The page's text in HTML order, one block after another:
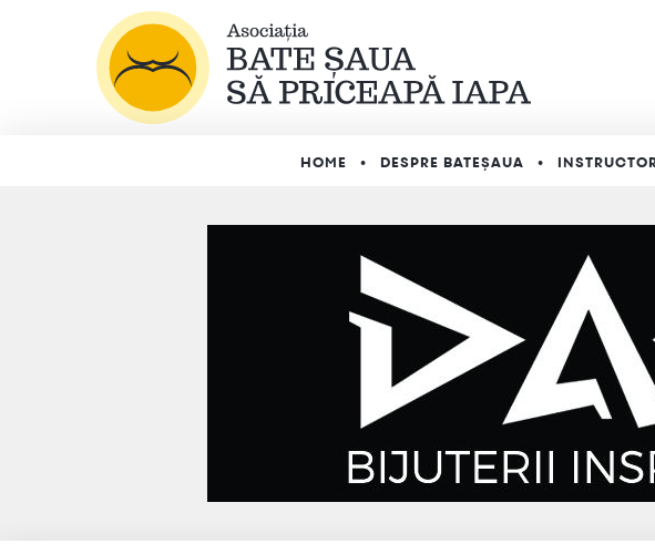
HOME DESPRE BATEȘAUA